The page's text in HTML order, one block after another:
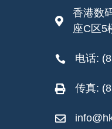

香港数
座C区5
 电话:
 传真:
